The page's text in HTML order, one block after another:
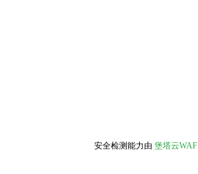
安全检测能力由 堡塔云WAF